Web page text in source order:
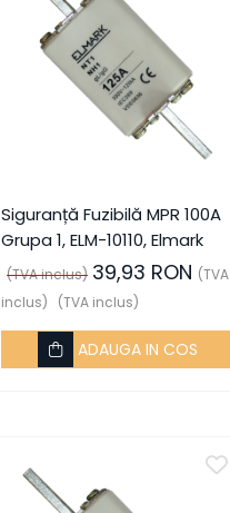
Siguranță Fuzibilă MPR 100A
Grupa 1, ELM-10110, Elmark
(TVA inclus) 39,93 RON (TVA
inclus)
(TVA inclus)
ADAUGA IN COS